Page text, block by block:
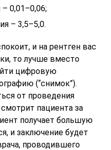
0,01–0,06;
– 3,5–5,0.
и на рентген вас
то лучше вместо
цифровую
(“снимок”).
от проведения
пациента за
получает большую
и заключение будет
проводившего